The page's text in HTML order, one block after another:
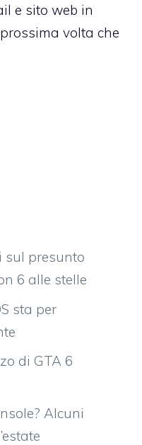
e sito web in
volta che
sul presunto
6 alle stelle
sta per
di GTA 6
Alcuni